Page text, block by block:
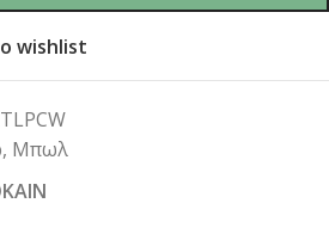
wishlist
, Μπωλ